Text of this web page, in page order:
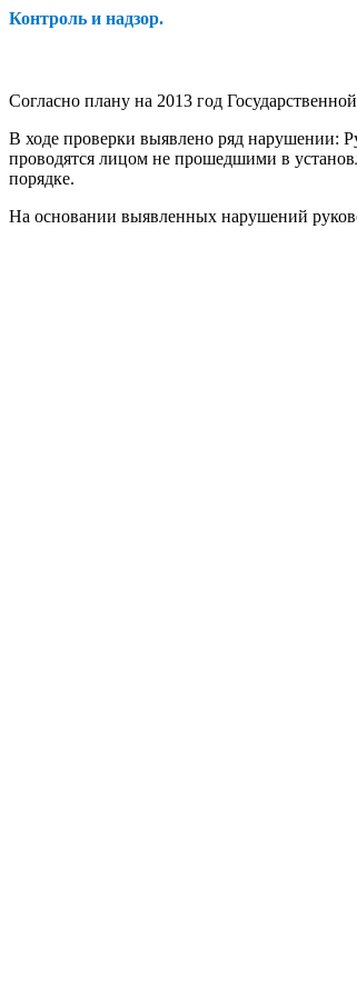
Контроль и надзор.
Согласно плану на 2013 год
В ходе проверки выявлено ряд нарушении:
проводятся лицом не прошедшими в
порядке.
На основании выявленных нарушений